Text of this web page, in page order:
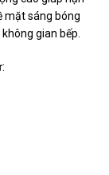
mặt sáng bóng
gian bếp.